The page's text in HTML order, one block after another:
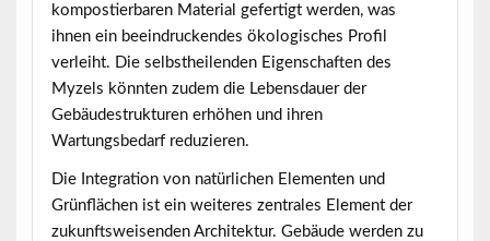
kompostierbaren Material gefertigt werden, was
ihnen ein beeindruckendes ökologisches Profil
verleiht. Die selbstheilenden Eigenschaften des
Myzels könnten zudem die Lebensdauer der
Gebäudestrukturen erhöhen und ihren
Wartungsbedarf reduzieren.
Die Integration von natürlichen Elementen und
Grünflächen ist ein weiteres zentrales Element der
zukunftsweisenden Architektur. Gebäude werden zu